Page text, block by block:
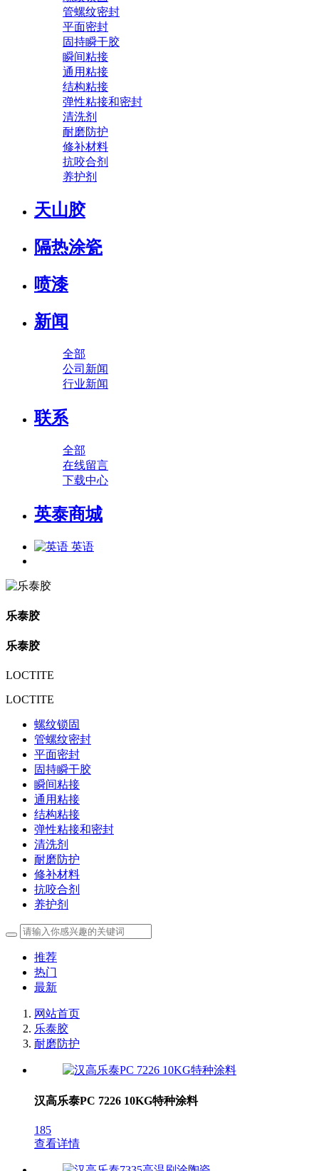
管螺纹密封
平面密封
固持瞬干胶
瞬间粘接
通用粘接
结构粘接
弹性粘接和密封
清洗剂
耐磨防护
修补材料
抗咬合剂
养护剂
天山胶
隔热涂瓷
喷漆
新闻
全部
公司新闻
行业新闻
联系
全部
在线留言
下载中心
英泰商城
英语
乐泰胶
乐泰胶
LOCTITE
LOCTITE
螺纹锁固
管螺纹密封
平面密封
固持瞬干胶
瞬间粘接
通用粘接
结构粘接
弹性粘接和密封
清洗剂
耐磨防护
修补材料
抗咬合剂
养护剂
推荐
热门
最新
网站首页
乐泰胶
耐磨防护
汉高乐泰PC 7226 10KG特种涂料
185
查看详情